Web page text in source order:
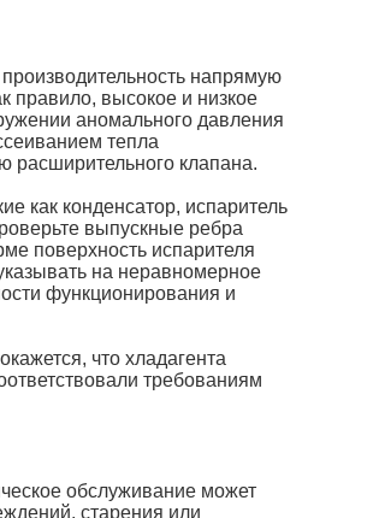
производительность напрямую
правило, высокое и низкое
аномального давления
тепла
расширительного клапана.
как конденсатор, испаритель
выпускные ребра
поверхность испарителя
на неравномерное
функционирования и
что хладагента
требованиям
обслуживание может
старения или